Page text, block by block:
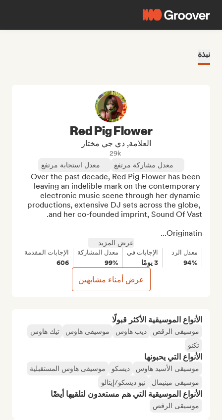
نبذة
الأنواع الموسيقية الأكثر قبولًا
موسيقى الرقص ديب هاوس موسيقى هاوس
تيك هاوس
تكنو
الأنواع التي يحبونها
موسيقى الأسيد هاوس ديسكو
موسيقى هاوس المستقبلية
موسيقى مينيمال
نيو ديسكو/إيتالو
الأنواع الموسيقية التي هم مستعدون لتلقيها أيضًا
موسيقى الرقص
Red Pig Flower
العلامة, دي جي مختار
29k
معدل مشاركة مرتفع
معدل استجابة مرتفع
Over the past decade, Red Pig Flower has been
leaving an indelible mark on the contemporary
electronic music scene through her dynamic
productions, extensive DJ sets across the globe,
Originatin...
عرض المزيد
معدل الرد
94%
الإجابات في
3 يومًا
معدل المشاركة
99%
الإجابات المقدمة
606
عرض أمناء مشابهين